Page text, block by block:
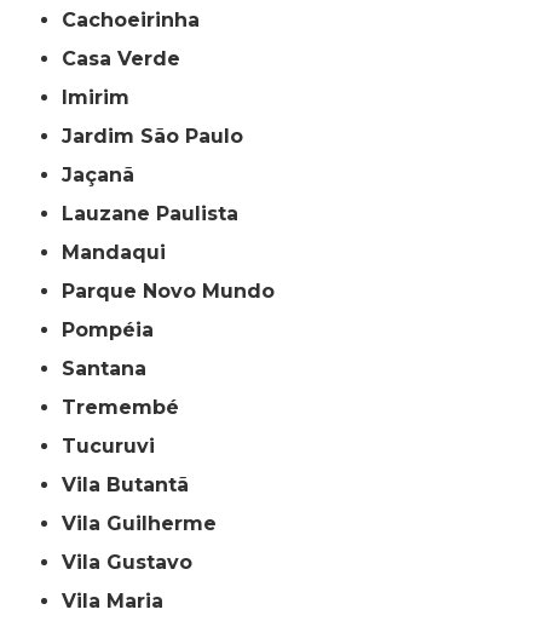
Cachoeirinha
Casa Verde
Imirim
Jardim São Paulo
Jaçanã
Lauzane Paulista
Mandaqui
Parque Novo Mundo
Pompéia
Santana
Tremembé
Tucuruvi
Vila Butantã
Vila Guilherme
Vila Gustavo
Vila Maria